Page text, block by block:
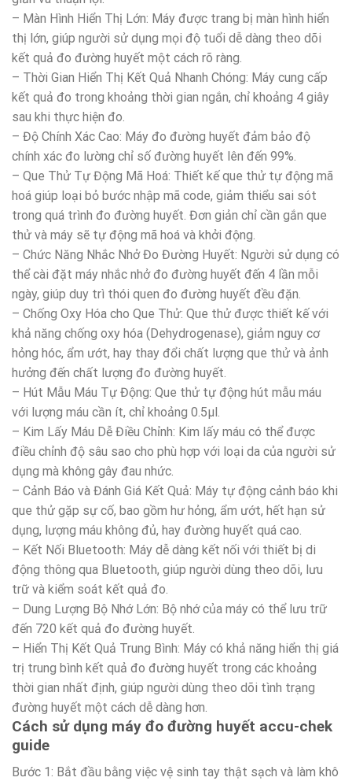
– Màn Hình Hiển Thị Lớn: Máy được trang bị màn hình hiển
thị lớn, giúp người sử dụng mọi độ tuổi dễ dàng theo dõi
kết quả đo đường huyết một cách rõ ràng.
– Thời Gian Hiển Thị Kết Quả Nhanh Chóng: Máy cung cấp
kết quả đo trong khoảng thời gian ngắn, chỉ khoảng 4 giây
sau khi thực hiện đo.
– Độ Chính Xác Cao: Máy đo đường huyết đảm bảo độ
chính xác đo lường chỉ số đường huyết lên đến 99%.
– Que Thử Tự Động Mã Hoá: Thiết kế que thử tự động mã
hoá giúp loại bỏ bước nhập mã code, giảm thiểu sai sót
trong quá trình đo đường huyết. Đơn giản chỉ cần gắn que
thử và máy sẽ tự động mã hoá và khởi động.
– Chức Năng Nhắc Nhở Đo Đường Huyết: Người sử dụng có
thể cài đặt máy nhắc nhở đo đường huyết đến 4 lần mỗi
ngày, giúp duy trì thói quen đo đường huyết đều đặn.
– Chống Oxy Hóa cho Que Thử: Que thử được thiết kế với
khả năng chống oxy hóa (Dehydrogenase), giảm nguy cơ
hỏng hóc, ẩm ướt, hay thay đổi chất lượng que thử và ảnh
hưởng đến chất lượng đo đường huyết.
– Hút Mẫu Máu Tự Động: Que thử tự động hút mẫu máu
với lượng máu cần ít, chỉ khoảng 0.5µl.
– Kim Lấy Máu Dễ Điều Chỉnh: Kim lấy máu có thể được
điều chỉnh độ sâu sao cho phù hợp với loại da của người sử
dụng mà không gây đau nhức.
– Cảnh Báo và Đánh Giá Kết Quả: Máy tự động cảnh báo khi
que thử gặp sự cố, bao gồm hư hỏng, ẩm ướt, hết hạn sử
dụng, lượng máu không đủ, hay đường huyết quá cao.
– Kết Nối Bluetooth: Máy dễ dàng kết nối với thiết bị di
động thông qua Bluetooth, giúp người dùng theo dõi, lưu
trữ và kiểm soát kết quả đo.
– Dung Lượng Bộ Nhớ Lớn: Bộ nhớ của máy có thể lưu trữ
đến 720 kết quả đo đường huyết.
– Hiển Thị Kết Quả Trung Bình: Máy có khả năng hiển thị giá
trị trung bình kết quả đo đường huyết trong các khoảng
thời gian nhất định, giúp người dùng theo dõi tình trạng
đường huyết một cách dễ dàng hơn.
Cách sử dụng máy đo đường huyết accu-chek
guide
Bước 1: Bắt đầu bằng việc vệ sinh tay thật sạch và làm khô